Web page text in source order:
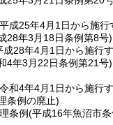
成25年4月1日から施行
28年3月18日条例第8号)
28年4月1日から施行す
4年3月22日条例第21号)
和4年4月1日から施行す
条例の廃止)
条例(平成16年魚沼市